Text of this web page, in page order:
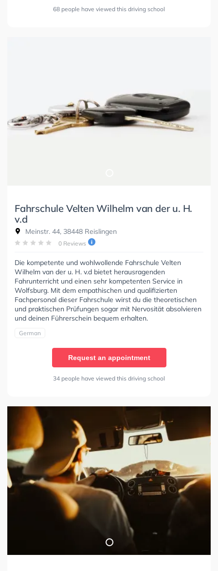
68 people have viewed this driving school
Fahrschule Velten Wilhelm van der u. H.
v.d
Meinstr. 44, 38448 Reislingen
0 Reviews
Die kompetente und wohlwollende Fahrschule Velten
Wilhelm van der u. H. v.d bietet herausragenden
Fahrunterricht und einen sehr kompetenten Service in
Wolfsburg. Mit dem empathischen und qualifizierten
Fachpersonal dieser Fahrschule wirst du die theoretischen
und praktischen Prüfungen sogar mit Nervosität absolvieren
und deinen Führerschein bequem erhalten.
German
Request an appointment
34 people have viewed this driving school